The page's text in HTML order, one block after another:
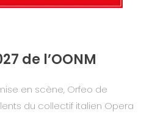
de l’OONM
en scène, Orfeo de
du collectif italien Opera